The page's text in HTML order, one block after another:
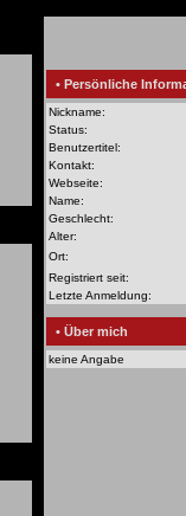
• Persönliche
Nickname:
Status:
Benutzertitel:
Kontakt:
Webseite:
Name:
Geschlecht:
Alter:
Ort:
Registriert seit:
Letzte Anmeldung:
• Über mich
keine Angabe